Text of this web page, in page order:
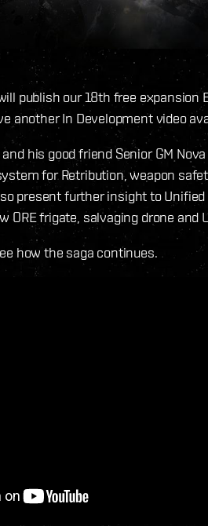
publish our 18th free expansion
another In Development video
and his good friend Senior GM
for Retribution, weapon
present further insight to
ORE frigate, salvaging drone and
how the saga continues.